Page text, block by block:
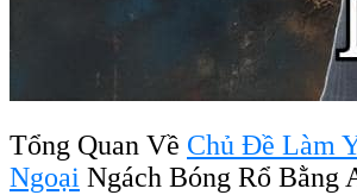
Tổng Quan Về Chủ Đề Làm
Ngoại Ngách Bóng Rổ Bằng